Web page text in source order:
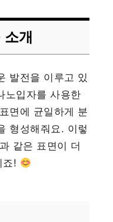
개
발전을 이루고 있
노입자를 사용한
면에 균일하게 분
형성해줘요. 이렇
같은 표면이 더
죠!